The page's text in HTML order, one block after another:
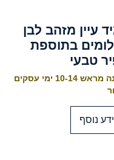
עיין מזהב לבן
בתוספת
טבעי
הזמנה מראש 10-14 ימי עסקים
נוסף